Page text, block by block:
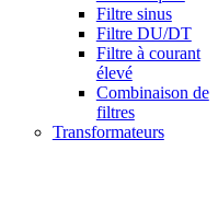
Filtre sinus
Filtre DU/DT
Filtre à courant
élevé
Combinaison de
filtres
Transformateurs